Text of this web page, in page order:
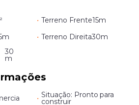
• Terreno Frente15m
• Terreno Direita30m
30
m
• Situação: Pronto para
construir